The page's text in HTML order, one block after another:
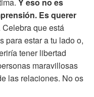
Es querer
Celebra que está
para estar a tu lado o,
tener libertad
maravillosas
las relaciones. No os